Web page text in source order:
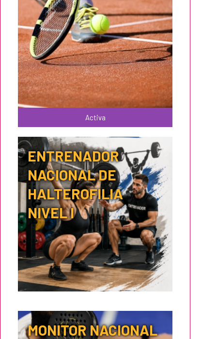
Activa
ENTRENADOR
NACIONAL DE
HALTEROFILIA
NIVEL I
MONITOR NACIONAL